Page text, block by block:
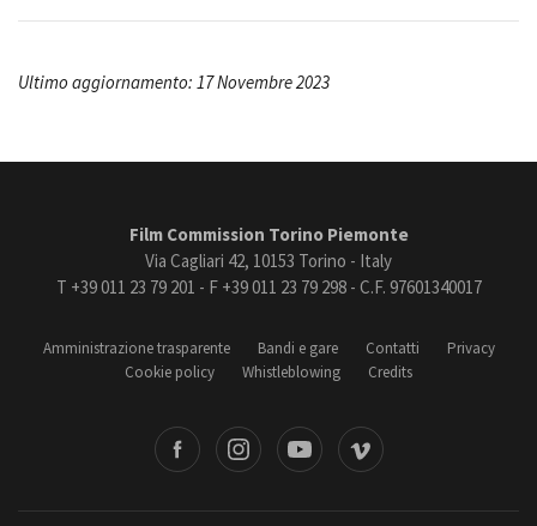
Ultimo aggiornamento: 17 Novembre 2023
Film Commission Torino Piemonte
Via Cagliari 42, 10153 Torino - Italy
T +39 011 23 79 201 - F +39 011 23 79 298 - C.F. 97601340017
Amministrazione trasparente Bandi e gare Contatti
Privacy
Cookie policy
Whistleblowing Credits
Vimeo